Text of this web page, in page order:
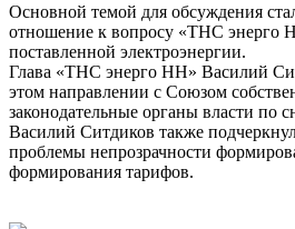
Основной темой для обсуждения
отношение к вопросу «ТНС энерго
поставленной электроэнергии.
Глава «ТНС энерго НН» Василий
этом направлении с Союзом
законодательные органы власти
Василий Ситдиков также
проблемы непрозрачности
формирования тарифов.